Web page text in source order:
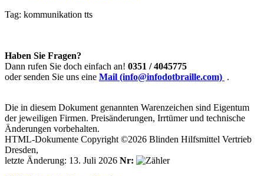
Tag: kommunikation tts
Haben Sie Fragen?
Dann rufen Sie doch einfach an! 0351 / 4045775
oder senden Sie uns eine Mail (info@infodotbraille.com) .
Die in diesem Dokument genannten Warenzeichen sind Eigentum
der jeweiligen Firmen. Preisänderungen, Irrtümer und technische
Änderungen vorbehalten.
HTML-Dokumente Copyright ©2026 Blinden Hilfsmittel Vertrieb
Dresden,
letzte Änderung: 13. Juli 2026 Nr: